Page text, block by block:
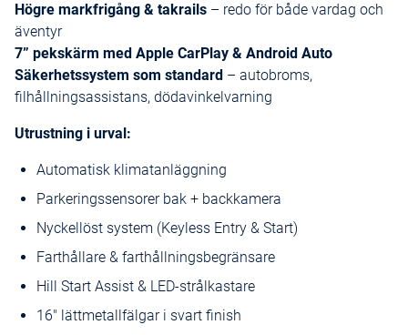
Högre markfrigång & takrails – redo för både vardag och
äventyr
7” pekskärm med Apple CarPlay & Android Auto
Säkerhetssystem som standard – autobroms,
filhållningsassistans, dödavinkelvarning
Utrustning i urval:
Automatisk klimatanläggning
Parkeringssensorer bak + backkamera
Nyckellöst system (Keyless Entry & Start)
Farthållare & farthållningsbegränsare
Hill Start Assist & LED-strålkastare
16" lättmetallfälgar i svart finish